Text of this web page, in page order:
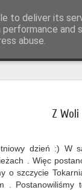
Z
dzień :) W
. Więc
o szczycie
.
to deliver its
abuse.
fotografia